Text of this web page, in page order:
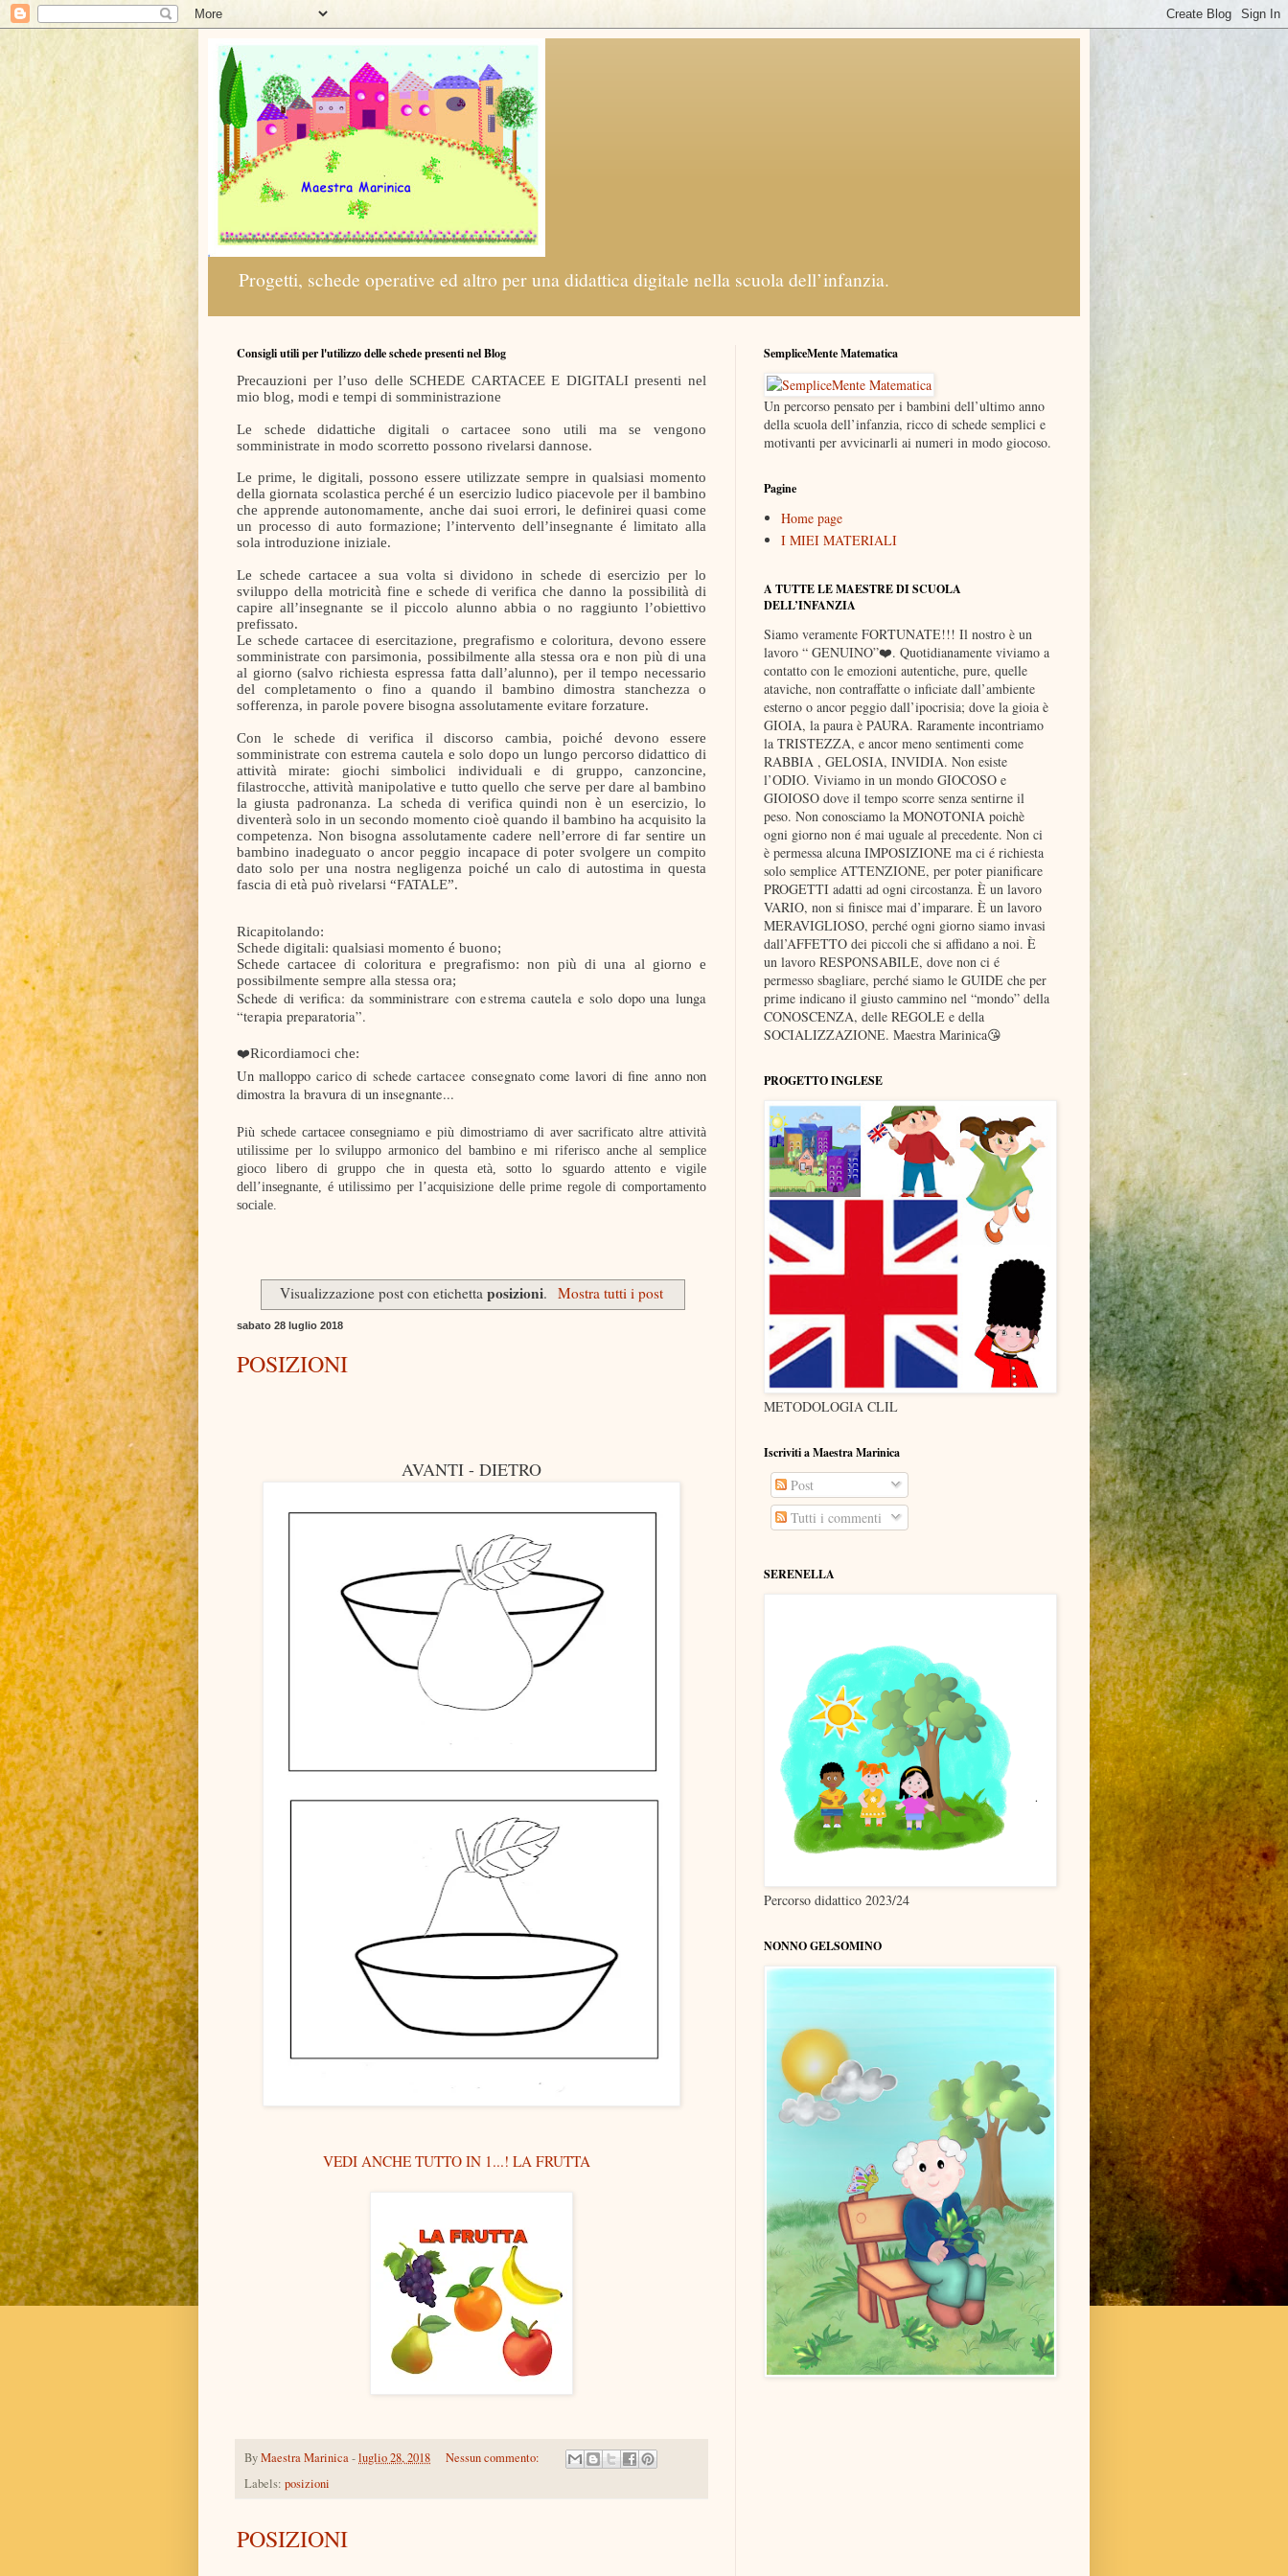
Progetti, schede operative ed altro per una didattica digitale nella scuola dell’infanzia.
Consigli utili per l'utilizzo delle schede presenti nel Blog
Precauzioni per l’uso delle SCHEDE CARTACEE E DIGITALI presenti nel
mio blog, modi e tempi di somministrazione
Le schede didattiche digitali o cartacee sono utili ma se vengono
somministrate in modo scorretto possono rivelarsi dannose.
Le prime, le digitali, possono essere utilizzate sempre in qualsiasi momento
della giornata scolastica perché é un esercizio ludico piacevole per il bambino
che apprende autonomamente, anche dai suoi errori, le definirei quasi come
un processo di auto formazione; l’intervento dell’insegnante é limitato alla
sola introduzione iniziale.
Le schede cartacee a sua volta si dividono in schede di esercizio per lo
sviluppo della motricità fine e schede di verifica che danno la possibilità di
capire all’insegnante se il piccolo alunno abbia o no raggiunto l’obiettivo
prefissato.
Le schede cartacee di esercitazione, pregrafismo e coloritura, devono essere
somministrate con parsimonia, possibilmente alla stessa ora e non più di una
al giorno (salvo richiesta espressa fatta dall’alunno), per il tempo necessario
del completamento o fino a quando il bambino dimostra stanchezza o
sofferenza, in parole povere bisogna assolutamente evitare forzature.
Con le schede di verifica il discorso cambia, poiché devono essere
somministrate con estrema cautela e solo dopo un lungo percorso didattico di
attività mirate: giochi simbolici individuali e di gruppo, canzoncine,
filastrocche, attività manipolative e tutto quello che serve per dare al bambino
la giusta padronanza. La scheda di verifica quindi non è un esercizio, lo
diventerà solo in un secondo momento cioè quando il bambino ha acquisito la
competenza. Non bisogna assolutamente cadere nell’errore di far sentire un
bambino inadeguato o ancor peggio incapace di poter svolgere un compito
dato solo per una nostra negligenza poiché un calo di autostima in questa
fascia di età può rivelarsi “FATALE”.
Ricapitolando:
Schede digitali: qualsiasi momento é buono;
Schede cartacee di coloritura e pregrafismo: non più di una al giorno e
possibilmente sempre alla stessa ora;
Schede di verifica: da somministrare con estrema cautela e solo dopo una lunga
“terapia preparatoria”.
❤️Ricordiamoci che:
Un malloppo carico di schede cartacee consegnato come lavori di fine anno non
dimostra la bravura di un insegnante...
Più schede cartacee consegniamo e più dimostriamo di aver sacrificato altre attività
utilissime per lo sviluppo armonico del bambino e mi riferisco anche al semplice
gioco libero di gruppo che in questa età, sotto lo sguardo attento e vigile
dell’insegnante, é utilissimo per l’acquisizione delle prime regole di comportamento
sociale.
Visualizzazione post con etichettaposizioni. Mostra tutti i post
sabato 28 luglio 2018
POSIZIONI
AVANTI - DIETRO
VEDI ANCHE TUTTO IN 1...! LA FRUTTA
ByMaestra Marinica-luglio 28, 2018
Nessun commento:
Labels: posizioni
POSIZIONI
SempliceMente Matematica
Un percorso pensato per i bambini dell’ultimo anno
della scuola dell’infanzia, ricco di schede semplici e
motivanti per avvicinarli ai numeri in modo giocoso.
Pagine
Home page
I MIEI MATERIALI
A TUTTE LE MAESTRE DI SCUOLA
DELL’INFANZIA
Siamo veramente FORTUNATE!!! Il nostro è un
lavoro “ GENUINO”❤️. Quotidianamente viviamo a
contatto con le emozioni autentiche, pure, quelle
ataviche, non contraffatte o inficiate dall’ambiente
esterno o ancor peggio dall’ipocrisia; dove la gioia è
GIOIA, la paura è PAURA. Raramente incontriamo
la TRISTEZZA, e ancor meno sentimenti come
RABBIA , GELOSIA, INVIDIA. Non esiste
l’ODIO. Viviamo in un mondo GIOCOSO e
GIOIOSO dove il tempo scorre senza sentirne il
peso. Non conosciamo la MONOTONIA poichè
ogni giorno non é mai uguale al precedente. Non ci
è permessa alcuna IMPOSIZIONE ma ci é richiesta
solo semplice ATTENZIONE, per poter pianificare
PROGETTI adatti ad ogni circostanza. È un lavoro
VARIO, non si finisce mai d’imparare. È un lavoro
MERAVIGLIOSO, perché ogni giorno siamo invasi
dall’AFFETTO dei piccoli che si affidano a noi. È
un lavoro RESPONSABILE, dove non ci é
permesso sbagliare, perché siamo le GUIDE che per
prime indicano il giusto cammino nel “mondo” della
CONOSCENZA, delle REGOLE e della
SOCIALIZZAZIONE. Maestra Marinica😘
PROGETTO INGLESE
METODOLOGIA CLIL
Iscriviti a Maestra Marinica
Post
Tutti i commenti
SERENELLA
Percorso didattico 2023/24
NONNO GELSOMINO